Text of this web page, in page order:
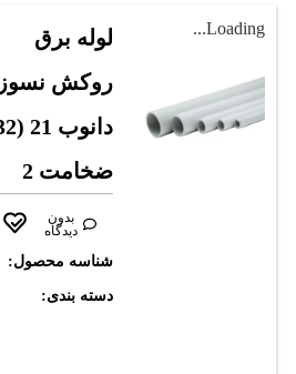
Loading...
لوله برق
روکش نسوز
ضخامت 2
بدون
دیدگاه
شناسه محصول:
دسته بندی: